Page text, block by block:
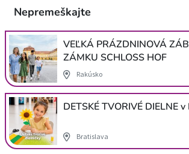
Nepremeškajte
VEĽKÁ PRÁZDNINOVÁ
ZÁMKU SCHLOSS HOF
Rakúsko
DETSKÉ TVORIVÉ DIELNE v
Bratislava